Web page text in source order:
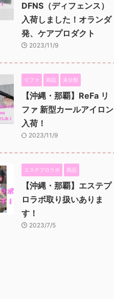
DFNS（ディフェンス）
入荷しました！オランダ
発、ケアプロダクト
2023/11/9
リファ 商品 未分類
【沖縄・那覇】ReFa リ
ファ 新型カールアイロン
入荷！
2023/11/9
エステプロラボ 商品
【沖縄・那覇】エステプ
ロラボ取り扱いありま
す！
2023/7/5